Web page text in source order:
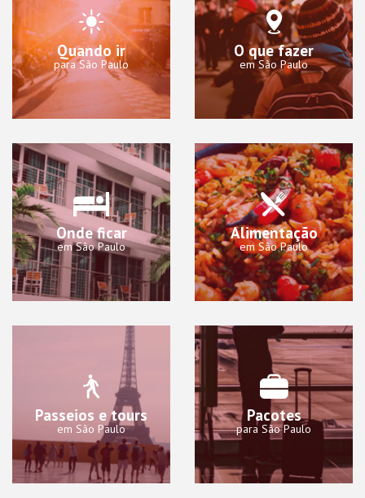
Quando ir
para São Paulo
O que fazer
em São Paulo
Onde ficar
em São Paulo
Alimentação
em São Paulo
Passeios e tours
em São Paulo
Pacotes
para São Paulo